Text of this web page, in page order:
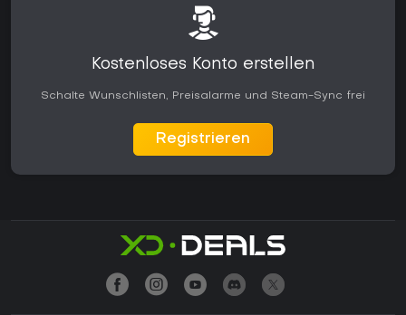
Kostenloses Konto erstellen
Schalte Wunschlisten, Preisalarme und Steam-Sync frei
Registrieren